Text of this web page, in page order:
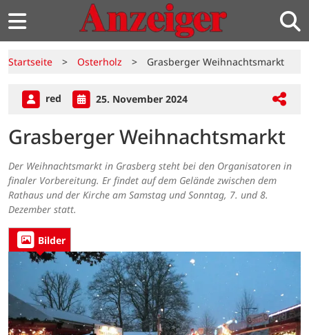
Startseite > Osterholz > Grasberger Weihnachtsmarkt
red 25. November 2024
Grasberger Weihnachtsmarkt
Der Weihnachtsmarkt in Grasberg steht bei den Organisatoren in
finaler Vorbereitung. Er findet auf dem Gelände zwischen dem
Rathaus und der Kirche am Samstag und Sonntag, 7. und 8.
Dezember statt.
Bilder